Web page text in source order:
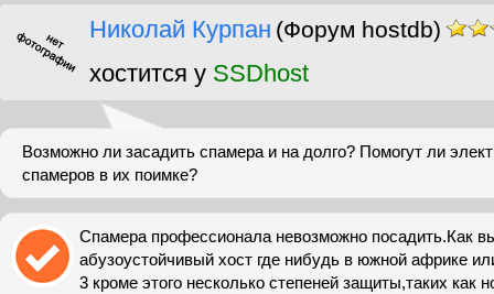
Николай Курпан (Форум hostdb)
хостится у SSDhost
Возможно ли засадить спамера и на долго? Помогут ли
спамеров в их поимке?
Спамера профессионала невозможно посадить.Как
абузоустойчивый хост где нибудь в южной африке
3 кроме этого несколько степеней защиты,таких как